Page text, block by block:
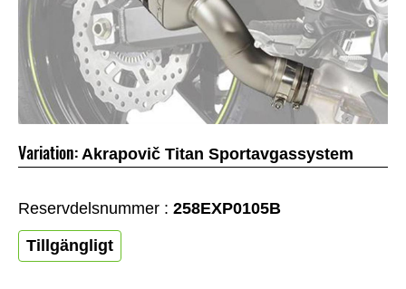
Variation: Akrapovič Titan Sportavgassystem
Reservdelsnummer : 258EXP0105B
Tillgängligt